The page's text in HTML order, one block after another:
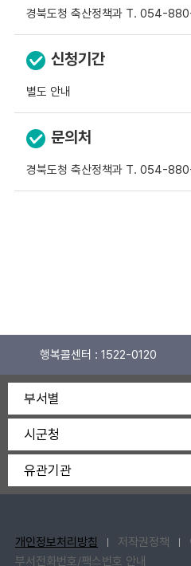
경북도청 축산정책과 T. 054-
신청기간
별도 안내
문의처
경북도청 축산정책과 T. 054-
행복콜센터 : 1522-0120
부서별
시군청
유관기관
개인정보처리방침 저작권정책
부서전화번호/팩스번호 안내